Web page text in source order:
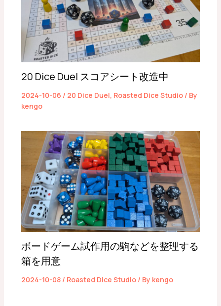
20 Dice Duel スコアシート改造中
2024-10-06 / 20 Dice Duel, Roasted Dice Studio/ By
kengo
ボードゲーム試作用の駒などを整理する
箱を用意
2024-10-08 / Roasted Dice Studio/ By kengo